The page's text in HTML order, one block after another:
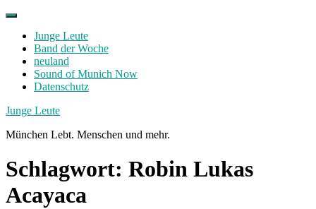
Skip
contentJunge Leute
Band der Woche
neuland
Sound of Munich Now
Datenschutz
Facebook
Twitter
Instagram
Junge Leute
München Lebt. Menschen und mehr.
Schlagwort: Robin Lukas
Acayaca